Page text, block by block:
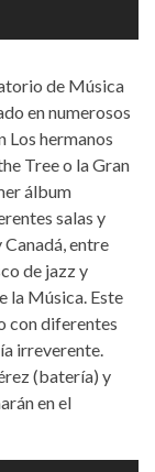
de Música
en numerosos
Los hermanos
Tree o la Gran
álbum
salas y
entre
de jazz y
la Música. Este
con diferentes
irreverente.
(batería) y
en el